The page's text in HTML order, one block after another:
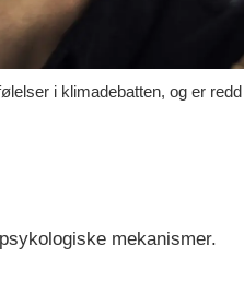
i klimadebatten, og er
mekanismer.